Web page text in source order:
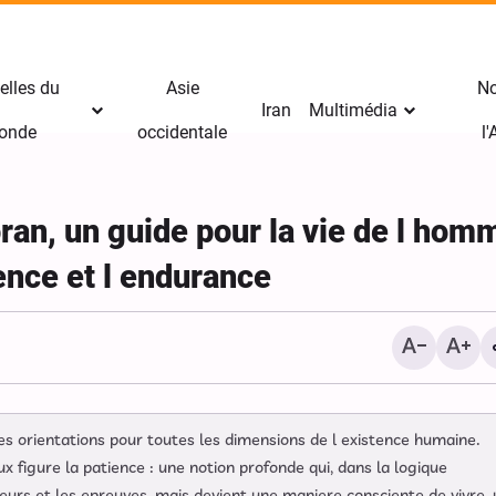
du Asie
occidentale
Iran Multimédia
un guide pour la vie de l
et l endurance
orientations pour toutes les dimensions de l existence humaine.
figure la patience : une notion profonde qui, dans la logique
Yahya Sari : nous avons
les positions des
saoudiens avec des